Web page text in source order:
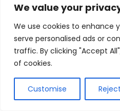
We value your
We use cookies to enhance
serve personalised ads or
traffic. By clicking "Accept
of cookies.
Customise
Fonte： https://m.media-
Conhecida como a maior
do mundo, a Bose vem